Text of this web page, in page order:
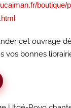
boutique/
cet ouvrage
vos bonnes